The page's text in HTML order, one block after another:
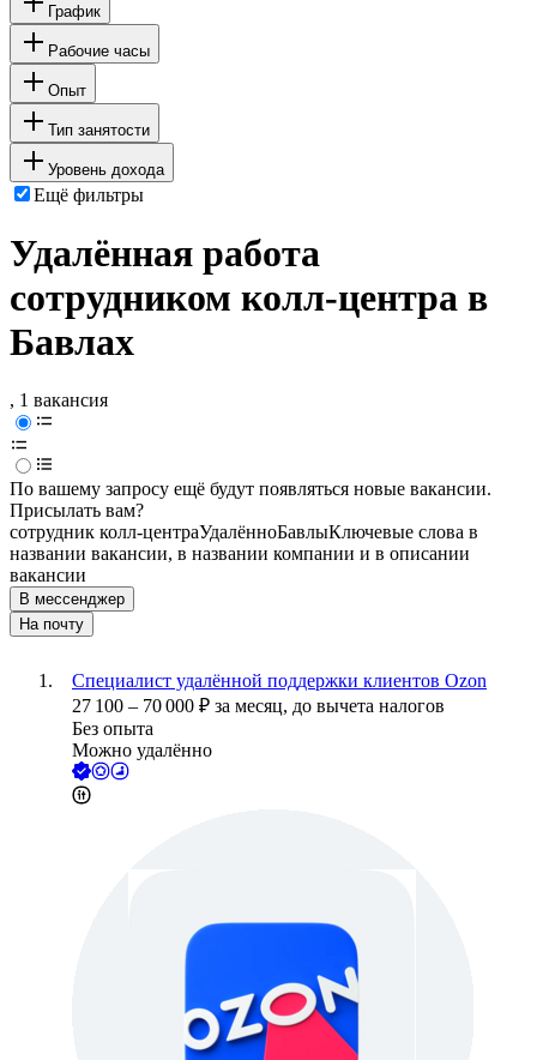
График
Рабочие часы
Опыт
Тип занятости
Уровень дохода
Ещё фильтры
Удалённая работа
сотрудником колл-центра в
Бавлах
, 1 вакансия
По вашему запросу ещё будут появляться новые вакансии.
Присылать вам?
сотрудник колл-центраУдалённоБавлыКлючевые слова в
названии вакансии, в названии компании и в описании
вакансии
В мессенджер
На почту
Специалист удалённой поддержки клиентов Ozon
27 100 – 70 000 ₽ за месяц, до вычета налогов
Без опыта
Можно удалённо